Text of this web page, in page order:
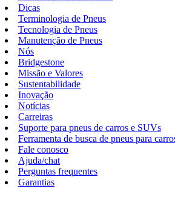
Dicas
Terminologia de Pneus
Tecnologia de Pneus
Manutenção de Pneus
Nós
Bridgestone
Missão e Valores
Sustentabilidade
Inovação
Notícias
Carreiras
Suporte para pneus de carros e SUVs
Ferramenta de busca de pneus para
Fale conosco
Ajuda/chat
Perguntas frequentes
Garantias